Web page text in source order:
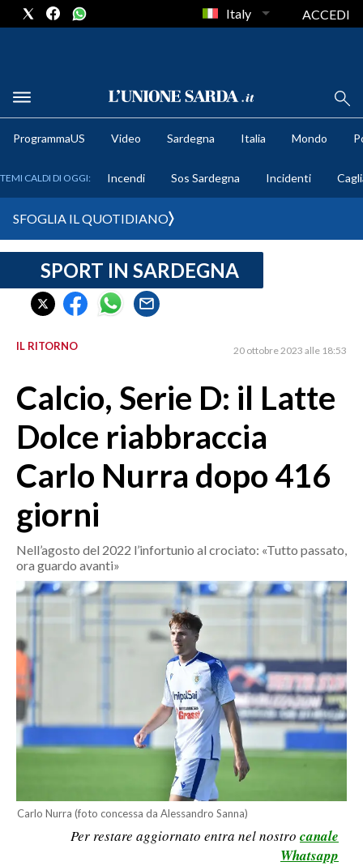
METEO
CRONACA SARDEGNA
CAGLIARI
SULCIS IGLESIENTE
ORISTANO E PROVINCIA
SASSARI E PROVINCIA
GALLURA
NUORO E PROVINCIA
OGLIASTRA
AGENDA
CRONACA
ITALIA
MONDO
POLITICA
ECONOMIA
SERVIZI ALLE IMPRESE
LAVORO
SPORT IN SARDEGNA
Italy ACCEDI
ProgrammaUS Video Sardegna Italia Mondo
TEMI CALDI DI OGGI: Incendi Sos Sardegna Incidenti
SFOGLIA IL QUOTIDIANO
SPORT IN SARDEGNA
IL RITORNO 20 ottobre 2023 alle 18:53
Calcio, Serie D: il Latte
Dolce riabbraccia
Carlo Nurra dopo 416
giorni
Nell’agosto del 2022 l’infortunio al crociato: «Tutto passato,
ora guardo avanti»
Carlo Nurra (foto concessa da Alessandro Sanna)
Per restare aggiornato entra nel nostro canale
Whatsapp